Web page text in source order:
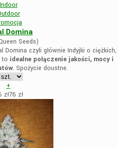
Indoor
Domina
Seeds)
Domina czyli głównie Indyjki o ciężkich,
to idealne połączenie jakości, mocy i
. Spożycie doustne.
+
zł76 zł